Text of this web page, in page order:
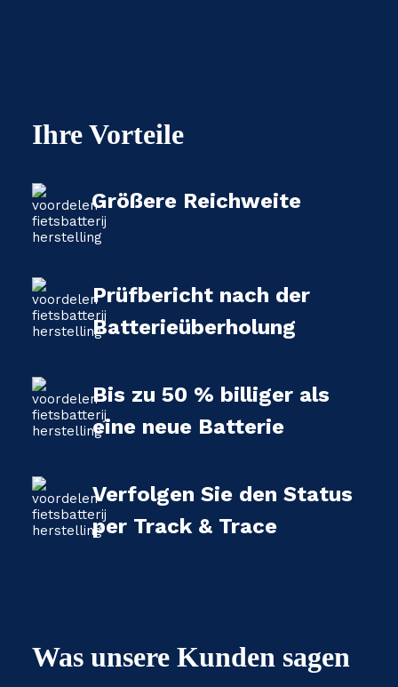
Ihre Vorteile
Größere Reichweite
Prüfbericht nach der
Batterieüberholung
Bis zu 50 % billiger als
eine neue Batterie
Verfolgen Sie den Status
per Track & Trace
Was unsere Kunden sagen